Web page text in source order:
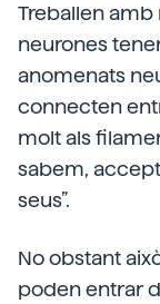
Treballen amb
neurones
anomenats
connecten
molt als
sabem,
seus”.
No obstant
poden entrar